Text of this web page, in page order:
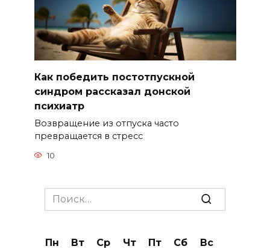
Как победить постотпускной
синдром рассказал донской
психиатр
Возвращение из отпуска часто
превращается в стресс
10
Search
for:
Пн Вт Ср Чт Пт Сб
Вс